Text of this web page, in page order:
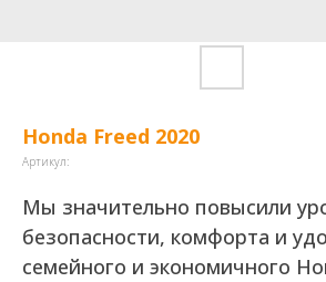
Honda Freed 2020
Артикул:
Мы значительно повысили
безопасности, комфорта и
семейного и экономичного